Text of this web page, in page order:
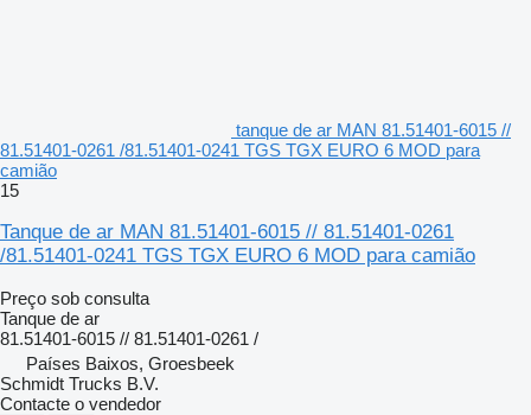
tanque de ar MAN 81.51401-6015 //
81.51401-0261 /81.51401-0241 TGS TGX EURO 6 MOD para
camião
15
Tanque de ar MAN 81.51401-6015 // 81.51401-0261
/81.51401-0241 TGS TGX EURO 6 MOD para camião
Preço sob consulta
Tanque de ar
81.51401-6015 // 81.51401-0261 /
Países Baixos, Groesbeek
Schmidt Trucks B.V.
Contacte o vendedor